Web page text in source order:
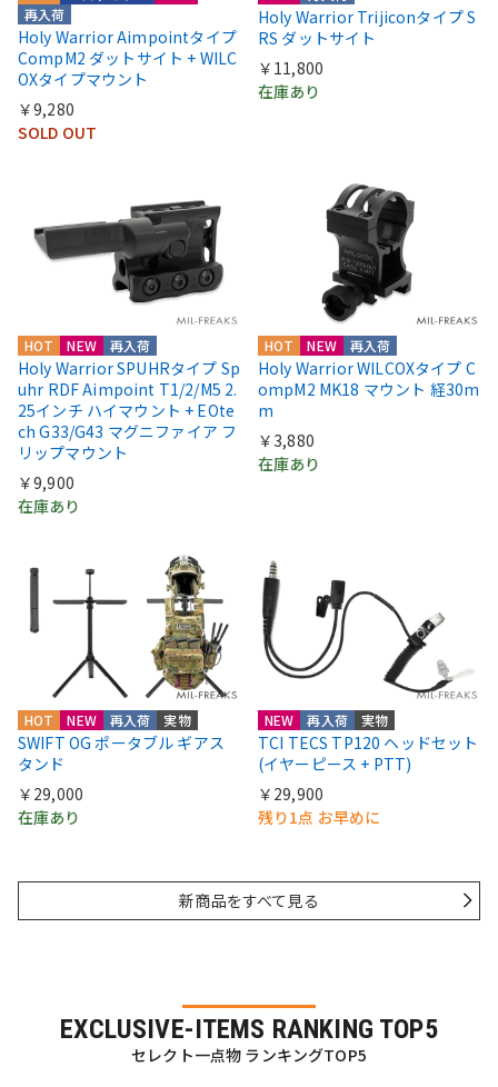
再入荷
Holy Warrior Aimpointタイプ
CompM2 ダットサイト + WILC
OXタイプマウント
￥9,280
SOLD OUT
Holy Warrior Trijiconタイプ S
RS ダットサイト
￥11,800
在庫あり
HOT NEW 再入荷
Holy Warrior SPUHRタイプ Sp
uhr RDF Aimpoint T1/2/M5 2.
25インチ ハイマウント + EOte
ch G33/G43 マグニファイア フ
リップマウント
￥9,900
在庫あり
HOT NEW 再入荷
Holy Warrior WILCOXタイプ C
ompM2 MK18 マウント 経30m
m
￥3,880
在庫あり
HOT NEW 再入荷 実物
SWIFT OG ポータブル ギアス
タンド
￥29,000
在庫あり
NEW 再入荷 実物
TCI TECS TP120 ヘッドセット
(イヤーピース + PTT)
￥29,900
残り1点 お早めに
新商品をすべて見る
EXCLUSIVE-ITEMS RANKING TOP5
セレクト一点物 ランキングTOP5